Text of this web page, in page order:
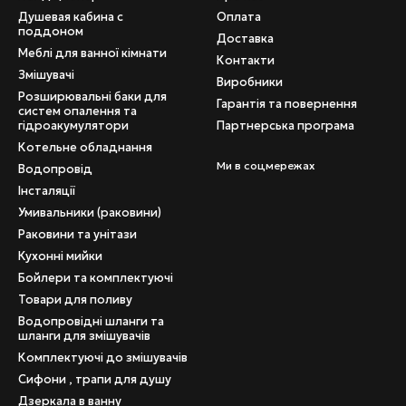
PSK-Group представлені наступні каналізаційні
Довжина від 150 до 3000 мм.
- з'єднувальні та ремонтні.
каналізаційні та спеціальні, для з'єднання з чавунними
з різьбовий кришкою.
каналізації - трійники, хрестовини, відводи, Одне
З кутами повороту 15, 30, 45, 67 і 87 °.
застосовуваних у внутрішній каналізації діаметрів.
каналізації ASG-plast виготовлені за європейськими
виконання і широкий асортимент - це те, що робить
Душевая кабина с
поддоном
Меблі для ванної кімнати
Змішувачі
Розширювальні баки для
систем опалення та
гідроакумулятори
Котельне обладнання
Водопровід
Інсталяції
Умивальники (раковини)
Раковини та унітази
Кухонні мийки
Бойлери та комплектуючі
Товари для поливу
Водопровідні шланги та
шланги для змішувачів
Комплектуючі до змішувачів
Сифони , трапи для душу
Дзеркала в ванну
Оплата
Доставка
Контакти
Виробники
Гарантія та повернення
Партнерська програма
Ми в соцмережах